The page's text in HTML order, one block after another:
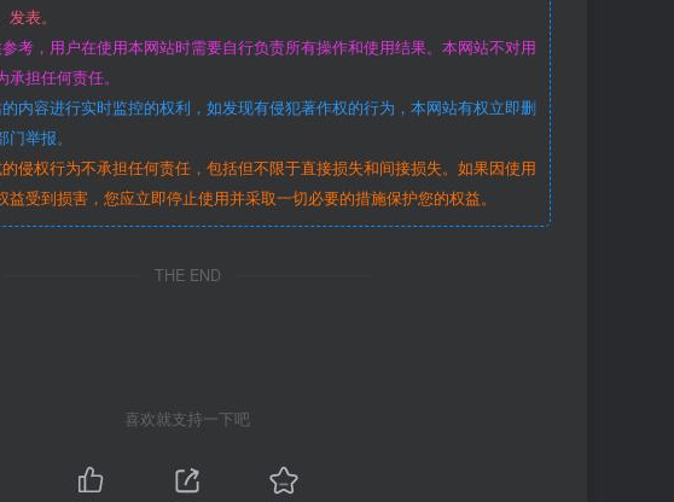
表。
考，用户在使用本网站时需要自行负责所有操作和使用结果。本网站不对用
担任何责任。
内容进行实时监控的权利，如发现有侵犯著作权的行为，本网站有权立即删
举报。
侵权行为不承担任何责任，包括但不限于直接损失和间接损失。如果因使用
受到损害，您应立即停止使用并采取一切必要的措施保护您的权益。
THE END
喜欢就支持一下吧